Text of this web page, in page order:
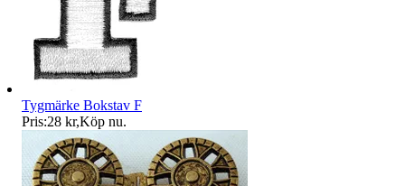
Tygmärke Bokstav F
Pris:28 kr,Köp nu.